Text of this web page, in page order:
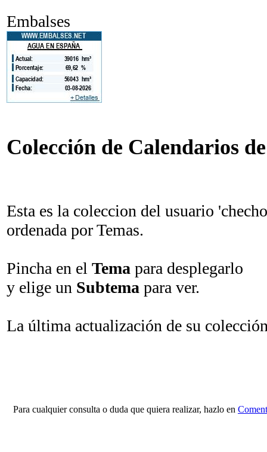
Embalses
Colección de Calendarios
Esta es la coleccion del usuario
ordenada por Temas.
Pincha en el Tema para desplegarlo
y elige un Subtema para ver.
La última actualización de su
Para cualquier consulta o duda que quiera realizar, hazlo en